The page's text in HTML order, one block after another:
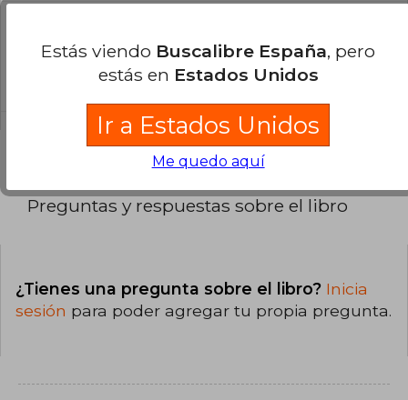
La encuadernación de esta edición es Tapa
Preguntas y respuestas sobre el libro
¿Tienes una pregunta sobre el libro? Inicia
sesión para poder agregar tu propia pregunta.
Estás viendo Buscalibre España, pero
estás en Estados Unidos
Ir a Estados Unidos
Me quedo aquí